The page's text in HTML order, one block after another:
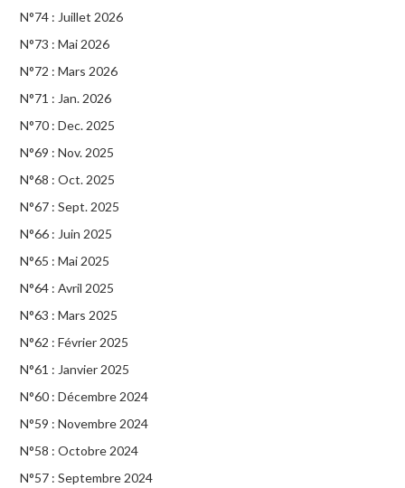
N°74 : Juillet 2026
N°73 : Mai 2026
N°72 : Mars 2026
N°71 : Jan. 2026
N°70 : Dec. 2025
N°69 : Nov. 2025
N°68 : Oct. 2025
N°67 : Sept. 2025
N°66 : Juin 2025
N°65 : Mai 2025
N°64 : Avril 2025
N°63 : Mars 2025
N°62 : Février 2025
N°61 : Janvier 2025
N°60 : Décembre 2024
N°59 : Novembre 2024
N°58 : Octobre 2024
N°57 : Septembre 2024